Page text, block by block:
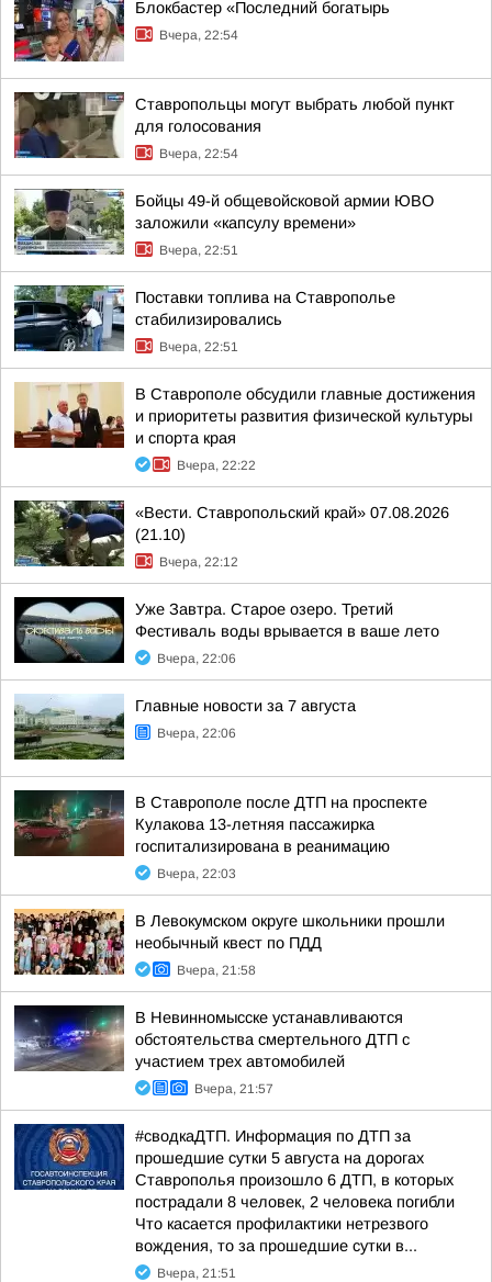
Блокбастер «Последний богатырь
Вчера, 22:54
Ставропольцы могут выбрать любой пункт
для голосования
Вчера, 22:54
Бойцы 49-й общевойсковой армии ЮВО
заложили «капсулу времени»
Вчера, 22:51
Поставки топлива на Ставрополье
стабилизировались
Вчера, 22:51
В Ставрополе обсудили главные достижения
и приоритеты развития физической культуры
и спорта края
Вчера, 22:22
«Вести. Ставропольский край» 07.08.2026
(21.10)
Вчера, 22:12
Уже Завтра. Старое озеро. Третий
Фестиваль воды врывается в ваше лето
Вчера, 22:06
Главные новости за 7 августа
Вчера, 22:06
В Ставрополе после ДТП на проспекте
Кулакова 13-летняя пассажирка
госпитализирована в реанимацию
Вчера, 22:03
В Левокумском округе школьники прошли
необычный квест по ПДД
Вчера, 21:58
В Невинномысске устанавливаются
обстоятельства смертельного ДТП с
участием трех автомобилей
Вчера, 21:57
#сводкаДТП. Информация по ДТП за
прошедшие сутки 5 августа на дорогах
Ставрополья произошло 6 ДТП, в которых
пострадали 8 человек, 2 человека погибли
Что касается профилактики нетрезвого
вождения, то за прошедшие сутки в...
Вчера, 21:51